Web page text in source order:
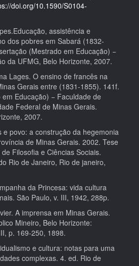
doi.org/10.1590/S0104-
assistência e
dos pobres em Sabará (1832-
(Mestrado em Educação) −
da UFMG, Belo Horizonte, 2007.
Lages. O ensino de francês na
Gerais entre (1831-1855). 141f.
Educação) − Faculdade de
Federal de Minas Gerais.
2007.
e povo: a construção da hegemonia
de Minas Gerais. 2002. Tese
Filosofia e Ciências Sociais.
Rio de Janeiro, Rio de janeiro,
da Princesa: vida cultura
São Paulo, v. III, 1942, 288p.
A imprensa em Minas Gerais.
Mineiro, Belo Horizonte:
p. 169-250, 1898.
e cultura: notas para uma
complexas. 4. ed. Rio de